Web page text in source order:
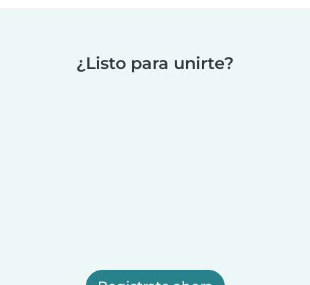
¿Listo para unirte?